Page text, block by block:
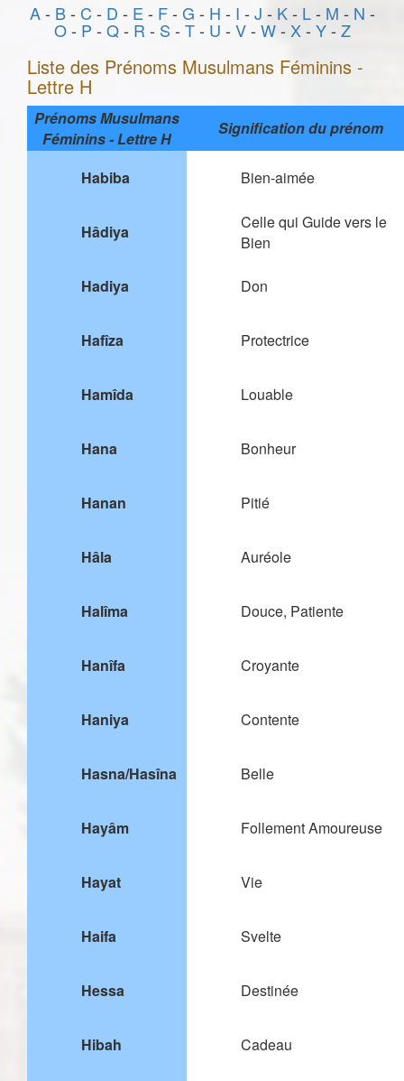
A- B- C - D - E - F- G - H - I - J - K- L- M - N -
O- P - Q- R - S - T- U - V- W- X- Y- Z
Liste des Prénoms Musulmans Féminins -
Lettre H
Prénoms Musulmans
Féminins - Lettre H
Signification du prénom
Habiba Bien-aimée
Hâdiya
Celle qui Guide vers le
Bien
Hadiya Don
Hafîza Protectrice
Hamîda Louable
Hana Bonheur
Hanan Pitié
Hâla Auréole
Halîma Douce, Patiente
Hanîfa Croyante
Haniya Contente
Hasna/Hasîna Belle
Hayâm Follement Amoureuse
Hayat Vie
Haifa Svelte
Hessa Destinée
Hibah Cadeau